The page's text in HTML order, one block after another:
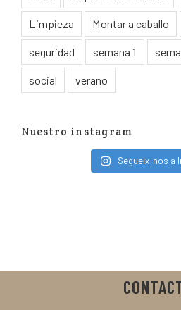
Limpieza Montar a caballo
seguridad semana 1
social verano
Nuestro instagram
Segueix-nos a